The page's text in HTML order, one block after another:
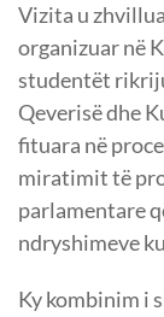
Vizita u
organizuar në
studentët
Qeverisë dhe
fituara në
miratimit të
parlamentare
ndryshimeve
Ky kombinim i